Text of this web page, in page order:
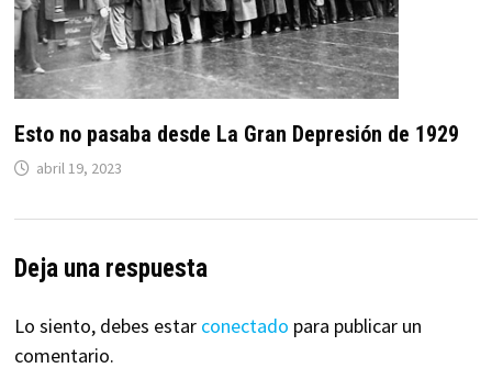
Esto no pasaba desde La Gran Depresión de 1929
abril 19, 2023
Deja una respuesta
Lo siento, debes estar conectado para publicar un
comentario.